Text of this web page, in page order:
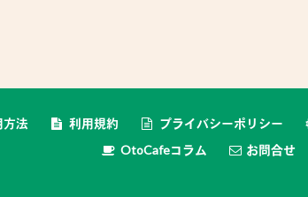
方法 利用規約 プライバシーポリシー
OtoCafeコラム
お問合せ